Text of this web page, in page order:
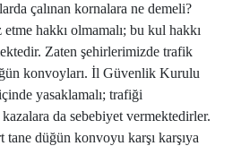
çalınan kornalara ne demeli?
hakkı olmamalı; bu kul hakkı
Zaten şehirlerimizde trafik
konvoyları. İl Güvenlik Kurulu
yasaklamalı; trafiği
kazalara da sebebiyet vermektedirler.
düğün konvoyu karşı karşıya